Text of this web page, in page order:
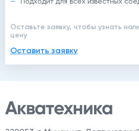
Оставьте заявку, чтобы узнать
цену
Оставить заявку